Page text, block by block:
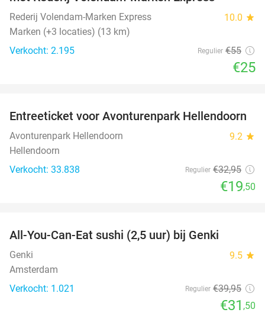
Rederij Volendam-Marken Express 10.0 star
Marken (+3 locaties) (13 km)
Verkocht: 2.195
Regulier €55
€25
41%
Entreeticket voor Avonturenpark Hellendoorn
Avonturenpark Hellendoorn 9.2 star
Hellendoorn
Verkocht: 33.838
Regulier €32,95
€19,50
All-You-Can-Eat sushi (2,5 uur) bij Genki
Genki 9.5 star
Amsterdam
Verkocht: 1.021
Regulier €39,95
€31 ,50